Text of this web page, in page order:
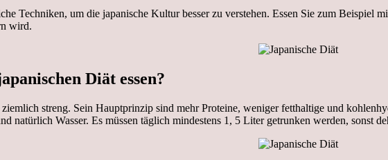
Techniken, um die japanische Kultur besser zu verstehen. Essen Sie zum Beispiel
wird.
Diät essen?
streng. Sein Hauptprinzip sind mehr Proteine, weniger fetthaltige und
natürlich Wasser. Es müssen täglich mindestens 1, 5 Liter getrunken werden, sonst